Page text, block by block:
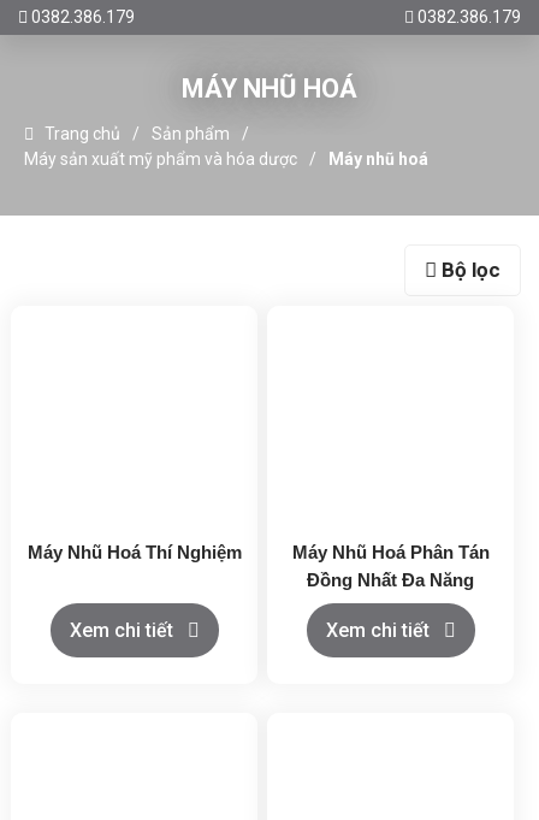
0382.386.179 0382.386.179
MÁY NHŨ HOÁ
Trang chủ
Sản phẩm
Máy sản xuất mỹ phẩm và hóa dược
Máy nhũ hoá
Bộ lọc
Máy Nhũ Hoá Thí Nghiệm
Xem chi tiết
Máy Nhũ Hoá Phân Tán
Đồng Nhất Đa Năng
Xem chi tiết